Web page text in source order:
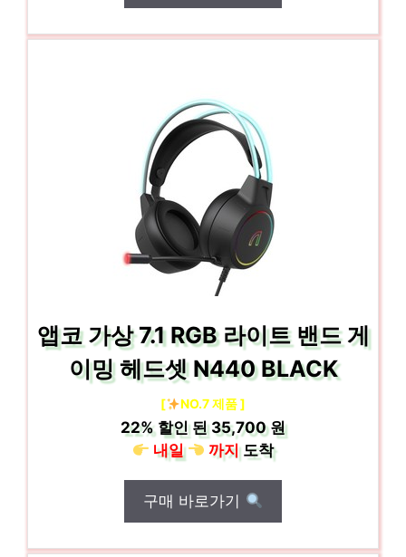
앱코 가상 7.1 RGB 라이트 밴드 게
이밍 헤드셋 N440 BLACK
[ NO.7 제품 ]
22%할인 된35,700 원
내일
까지도착
구매 바로가기